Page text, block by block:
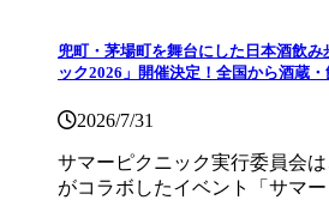
兜町・茅場町を舞台にした日本酒飲
ック2026」開催決定！全国から酒蔵
2026/7/31
サマーピクニック実⾏委員会
がコラボしたイベント「サマ